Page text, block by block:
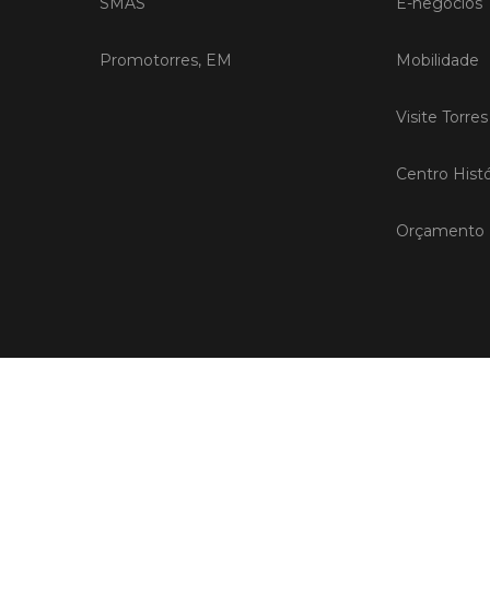
Promotorres, EM Mobilidade
Visite
Centro
Orçamento